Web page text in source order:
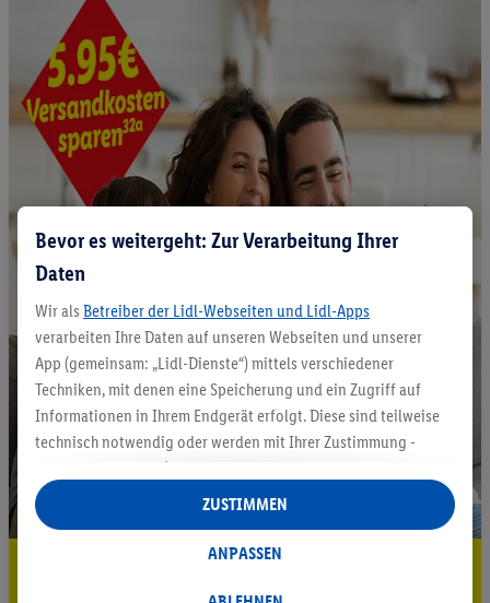
Bevor es weitergeht: Zur Verarbeitung Ihrer
Daten
Wir als Betreiber der Lidl-Webseiten und Lidl-Apps
verarbeiten Ihre Daten auf unseren Webseiten und unserer
App (gemeinsam: „Lidl-Dienste“) mittels verschiedener
Techniken, mit denen eine Speicherung und ein Zugriff auf
Informationen in Ihrem Endgerät erfolgt. Diese sind teilweise
technisch notwendig oder werden mit Ihrer Zustimmung -
auch durch Partner (u.a.
Verantwortliche; im Zusammenhang mit dem IAB TCF
insgesamt
Statistik-Erstellung oder für personalisierte Werbung
Datenverarbeitungen für personalisierte Werbung werden
ANPASSEN
ZUSTIMMEN